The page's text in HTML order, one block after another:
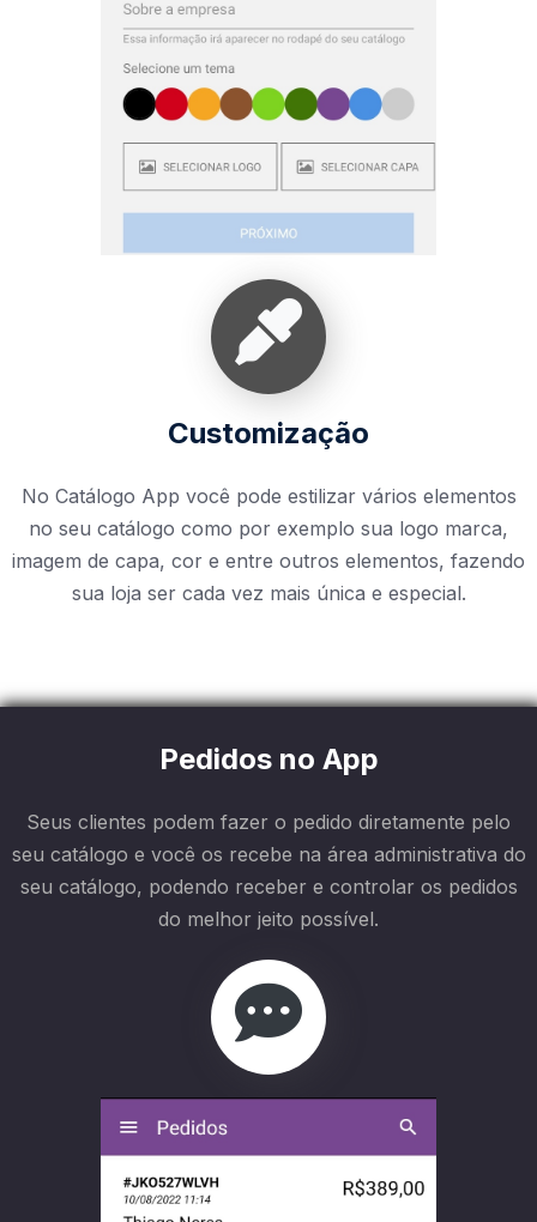
Customização
No Catálogo App você pode estilizar vários elementos
no seu catálogo como por exemplo sua logo marca,
imagem de capa, cor e entre outros elementos, fazendo
sua loja ser cada vez mais única e especial.
Pedidos no App
Seus clientes podem fazer o pedido diretamente pelo
seu catálogo e você os recebe na área administrativa do
seu catálogo, podendo receber e controlar os pedidos
do melhor jeito possível.